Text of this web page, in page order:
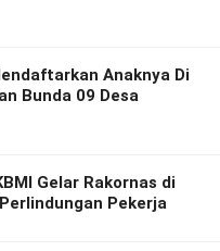
Anaknya Di
Bunda 09 Desa
Gelar Rakornas di
Pekerja